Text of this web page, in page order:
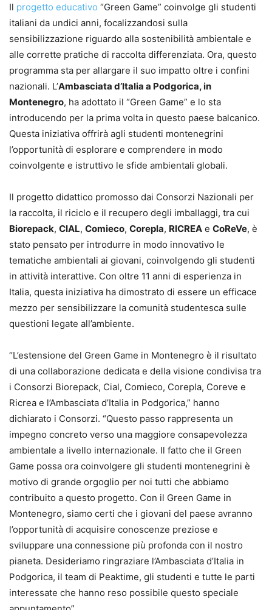
Il progetto educativo “Green Game” coinvolge gli studenti
italiani da undici anni, focalizzandosi sulla
sensibilizzazione riguardo alla sostenibilità ambientale e
alle corrette pratiche di raccolta differenziata. Ora, questo
programma sta per allargare il suo impatto oltre i confini
nazionali. L’Ambasciata d’Italia a Podgorica, in
Montenegro, ha adottato il “Green Game” e lo sta
introducendo per la prima volta in questo paese balcanico.
Questa iniziativa offrirà agli studenti montenegrini
l’opportunità di esplorare e comprendere in modo
coinvolgente e istruttivo le sfide ambientali globali.
Il progetto didattico promosso dai Consorzi Nazionali per
la raccolta, il riciclo e il recupero degli imballaggi, tra cui
Biorepack, CIAL, Comieco, Corepla, RICREA e CoReVe, è
stato pensato per introdurre in modo innovativo le
tematiche ambientali ai giovani, coinvolgendo gli studenti
in attività interattive. Con oltre 11 anni di esperienza in
Italia, questa iniziativa ha dimostrato di essere un efficace
mezzo per sensibilizzare la comunità studentesca sulle
questioni legate all’ambiente.
“L’estensione del Green Game in Montenegro è il risultato
di una collaborazione dedicata e della visione condivisa tra
i Consorzi Biorepack, Cial, Comieco, Corepla, Coreve e
Ricrea e l’Ambasciata d’Italia in Podgorica,” hanno
dichiarato i Consorzi. “Questo passo rappresenta un
impegno concreto verso una maggiore consapevolezza
ambientale a livello internazionale. Il fatto che il Green
Game possa ora coinvolgere gli studenti montenegrini è
motivo di grande orgoglio per noi tutti che abbiamo
contribuito a questo progetto. Con il Green Game in
Montenegro, siamo certi che i giovani del paese avranno
l’opportunità di acquisire conoscenze preziose e
sviluppare una connessione più profonda con il nostro
pianeta. Desideriamo ringraziare l’Ambasciata d’Italia in
Podgorica, il team di Peaktime, gli studenti e tutte le parti
interessate che hanno reso possibile questo speciale